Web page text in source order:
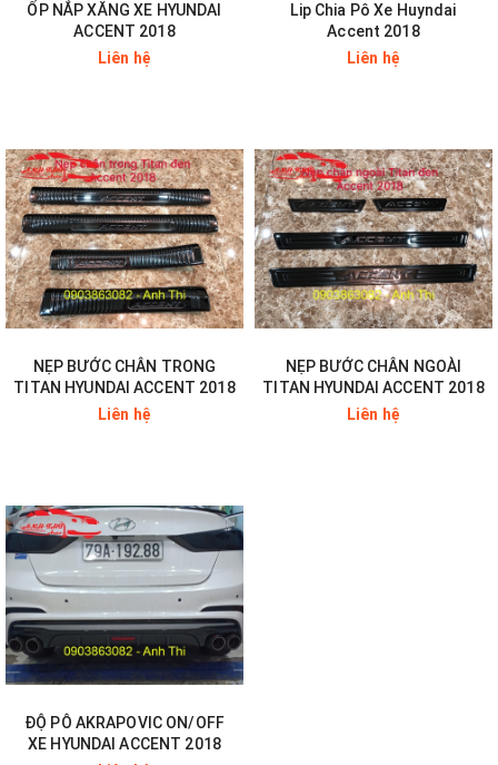
ỐP NẮP XĂNG XE HYUNDAI
ACCENT 2018
Liên hệ
Lip Chia Pô Xe Huyndai
Accent 2018
Liên hệ
NẸP BƯỚC CHÂN TRONG
TITAN HYUNDAI ACCENT 2018
Liên hệ
NẸP BƯỚC CHÂN NGOÀI
TITAN HYUNDAI ACCENT 2018
Liên hệ
ĐỘ PÔ AKRAPOVIC ON/OFF
XE HYUNDAI ACCENT 2018